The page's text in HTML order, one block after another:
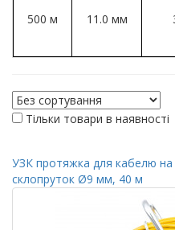
500 м 11.0 мм
Тільки товари в наявності
УЗК протяжка для кабелю на
склопруток Ø9 мм, 40 м